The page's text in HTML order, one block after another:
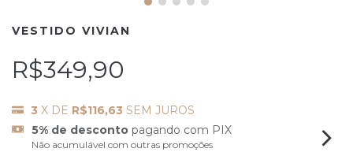
VESTIDO VIVIAN
R$349,90
3 X DE R$116,63 SEM JUROS
5% de desconto pagando com PIX
Não acumulável com outras promoções